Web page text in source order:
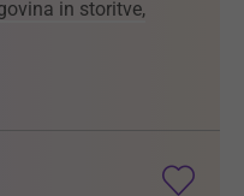
in storitve,